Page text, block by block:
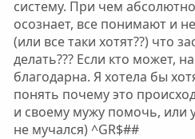
систему. При чем
осознает, все понимают и
(или все таки хотят??) что
делать??? Если кто может,
благодарна. Я хотела бы
понять почему это
и своему мужу помочь, или
не мучался) ^GR$##